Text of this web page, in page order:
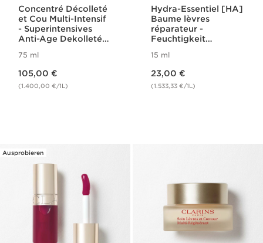
Concentré Décolleté
et Cou Multi-Intensif
- Superintensives
Anti-Age Dekolleté-
Konzentrat
75 ml
105,00 €
(1.400,00 €/1L)
Hydra-Essentiel [HA]
Baume lèvres
réparateur -
Feuchtigkeit
Lippenbalsam
15 ml
23,00 €
(1.533,33 €/1L)
Ausprobieren